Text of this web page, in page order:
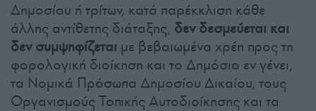
Δημοσίου ή τρίτων, κατά παρέκκλιση κάθε
άλλης αντίθετης διάταξης, δεν δεσμεύεται και
δεν συμψηφίζεται με βεβαιωμένα χρέη προς τη
φορολογική διοίκηση και το Δημόσιο εν γένει,
τα Νομικά Πρόσωπα Δημοσίου Δικαίου, τους
Οργανισμούς Τοπικής Αυτοδιοίκησης και τα